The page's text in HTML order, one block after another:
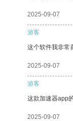
2025-09-07
游客
这个软件我非常
2025-09-07
游客
这款加速器app
2025-09-07